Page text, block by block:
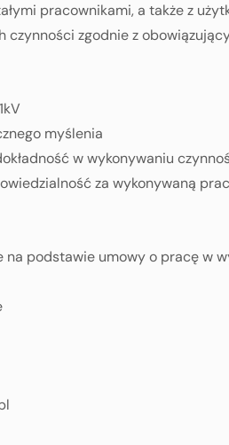
pracownikami, a także z
czynności zgodnie z
myślenia
w wykonywaniu
za wykonywaną
podstawie umowy o pracę w